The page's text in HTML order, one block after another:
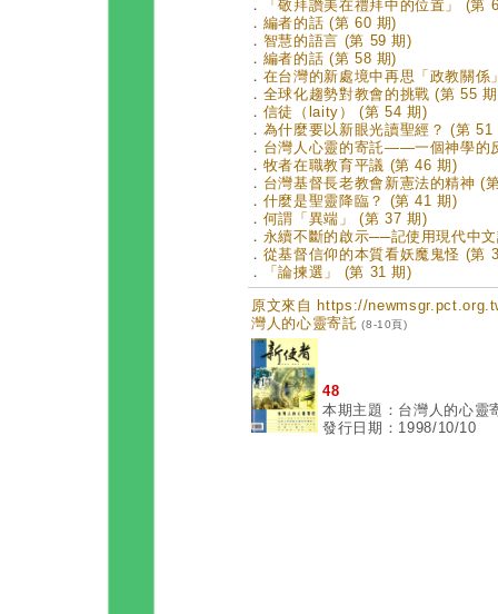
．
「敬拜讚美在禮拜中的位置」 (第
． 編者的話 (第 60 期)
． 智慧的語言 (第 59 期)
． 編者的話 (第 58 期)
． 在台灣的新處境中再思「政教關
． 全球化趨勢對教會的挑戰 (第 55
． 信徒（laity） (第 54 期)
． 為什麼要以新眼光讀聖經？ (第 51
． 台灣人心靈的寄託——一個神學的
． 牧者在職教育平議 (第 46 期)
． 台灣基督長老教會新憲法的精神 (
． 什麼是聖靈降臨？ (第 41 期)
． 何謂「異端」 (第 37 期)
． 永續不斷的啟示──記使用現代中
． 從基督信仰的本質看妖魔鬼怪 (第
．
「論揀選」 (第 31 期)
原文來自 https://
灣人的心靈寄託 (8-10頁)
48
本期主題：台灣人的心靈
發行日期：1998/10/10